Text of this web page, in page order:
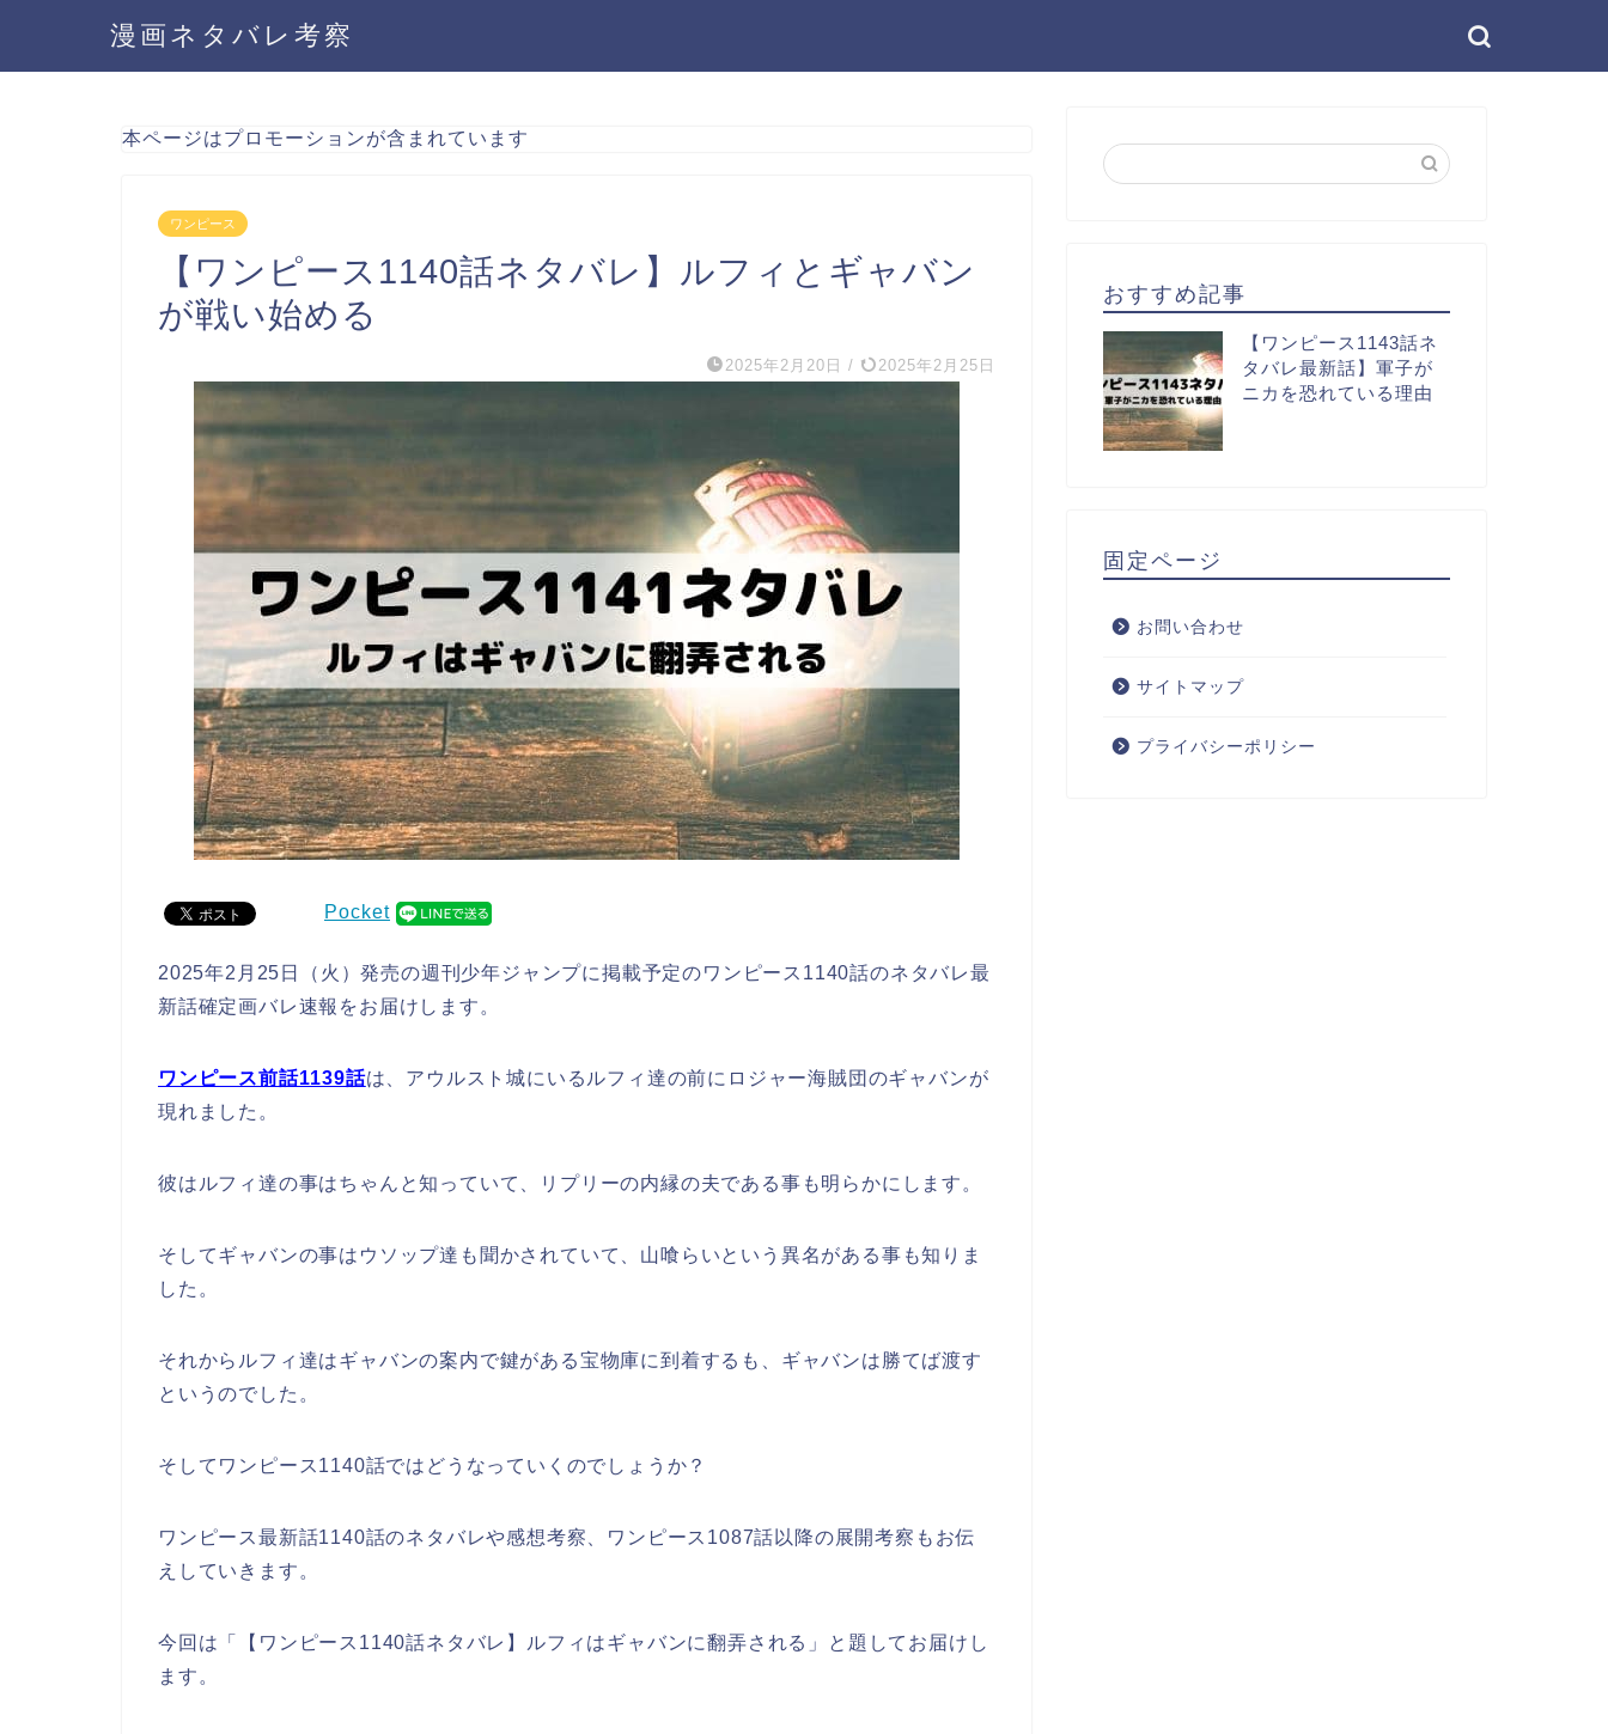
漫画ネタバレ考察
本ページはプロモーションが含まれています
ワンピース
【ワンピース1140話ネタバレ】ルフィとギャバン
が戦い始める
2025年2月20日 / 2025年2月25日
Pocket
2025年2月25日（火）発売の週刊少年ジャンプに掲載予定のワンピース1140話のネタバレ最
新話確定画バレ速報をお届けします。
ワンピース前話1139話は、アウルスト城にいるルフィ達の前にロジャー海賊団のギャバンが
現れました。
彼はルフィ達の事はちゃんと知っていて、リプリーの内縁の夫である事も明らかにします。
そしてギャバンの事はウソップ達も聞かされていて、山喰らいという異名がある事も知りま
した。
それからルフィ達はギャバンの案内で鍵がある宝物庫に到着するも、ギャバンは勝てば渡す
というのでした。
そしてワンピース1140話ではどうなっていくのでしょうか？
ワンピース最新話1140話のネタバレや感想考察、ワンピース1087話以降の展開考察もお伝
えしていきます。
今回は「【ワンピース1140話ネタバレ】ルフィはギャバンに翻弄される」と題してお届けし
ます。
おすすめ記事
【ワンピース1143話ネ
タバレ最新話】軍子が
ニカを恐れている理由
固定ページ
お問い合わせ
サイトマップ
プライバシーポリシー